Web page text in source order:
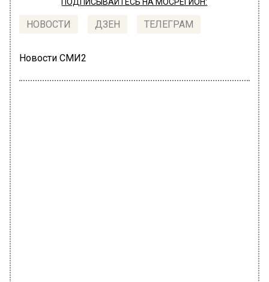
НОВОСТИ ДЗЕН ТЕЛЕГРАМ
Новости СМИ2